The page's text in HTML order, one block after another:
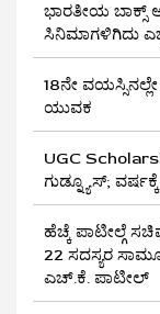
ಭಾರತೀಯ ಬಾಕ್ಸ್
ಸಿನಿಮಾಗಳಿಗಿದು
18ನೇ
ಯುವಕ
UGC
ಗುಡ್ನ್ಯೂಸ್;
ಹೆಚ್ಕೆ ಪಾಟೀಲ್ಗೆ
22 ಸದಸ್ಯರ
ಎಚ್.ಕೆ. ಪಾಟೀಲ್